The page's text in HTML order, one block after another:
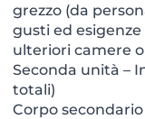
grezzo (da
gusti ed
ulteriori camere
Seconda unità –
totali)
Corpo